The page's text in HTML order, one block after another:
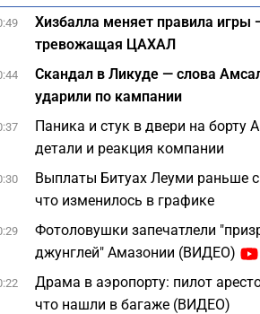
Хизбалла меняет правила игры
тревожащая ЦАХАЛ
Скандал в Ликуде — слова
ударили по кампании
Паника и стук в двери на борту
детали и реакция компании
Выплаты Битуах Леуми раньше
что изменилось в графике
Фотоловушки запечатлели
джунглей" Амазонии (ВИДЕО)
Драма в аэропорту: пилот
что нашли в багаже (ВИДЕО)